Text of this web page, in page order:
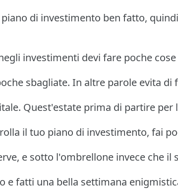
di investimento ben fatto,
investimenti devi fare poche
sbagliate. In altre parole evita di
Quest'estate prima di partire per
il tuo piano di investimento, fai
e sotto l'ombrellone invece che il
e fatti una bella settimana